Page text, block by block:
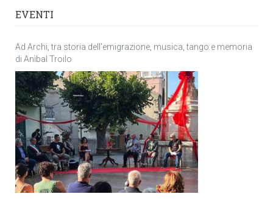
EVENTI
Ad Archi, tra storia dell’emigrazione, musica, tango e memoria
di Anìbal Troilo